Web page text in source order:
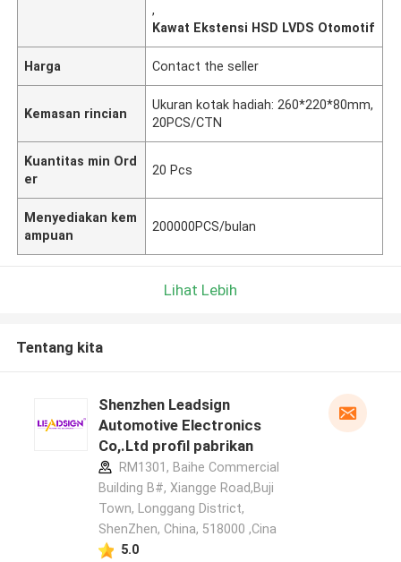
,
Kawat Ekstensi HSD LVDS Otomotif
Harga Contact the seller
Kemasan rincian
Ukuran kotak hadiah: 260*220*80mm,
20PCS/CTN
Kuantitas min Ord
er
20 Pcs
Menyediakan kem
ampuan
200000PCS/bulan
Lihat Lebih
Tentang kita
Shenzhen Leadsign
Automotive Electronics
Co,.Ltd profil pabrikan
RM1301, Baihe Commercial
Building B#, Xiangge Road,Buji
Town, Longgang District,
ShenZhen, China, 518000 ,Cina
5.0